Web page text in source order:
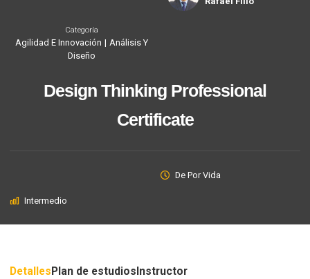
Categoría
Agilidad E Innovación | Análisis Y
Diseño
Design Thinking Professional
Certificate
De Por Vida
Intermedio
DetallesPlan de estudiosInstructor